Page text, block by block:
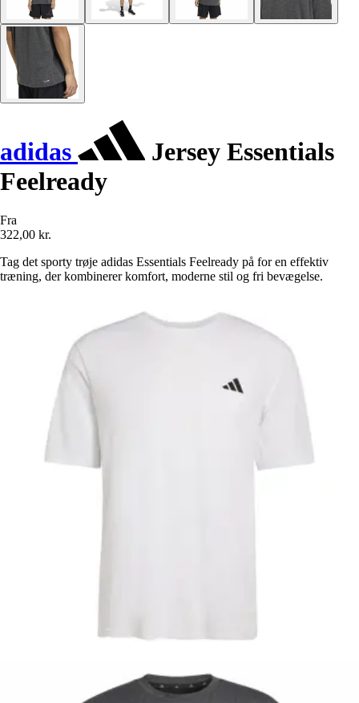
adidas
Jersey Essentials
Feelready
Fra
322,00 kr.
Tag det sporty trøje adidas Essentials Feelready på for en effektiv
træning, der kombinerer komfort, moderne stil og fri bevægelse.